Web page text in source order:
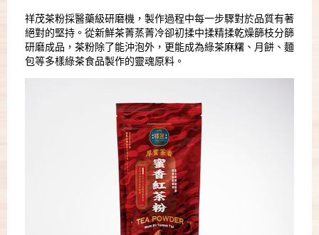
祥茂茶粉採醫藥級研磨機，製作過程中每一步驟對於品質有著
絕對的堅持。從新鮮茶菁蒸菁冷卻初揉中揉精揉乾燥篩枝分篩
研磨成品，茶粉除了能沖泡外，更能成為綠茶麻糬、月餅、麵
包等多樣綠茶食品製作的靈魂原料。